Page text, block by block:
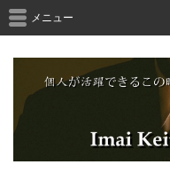
メニュー